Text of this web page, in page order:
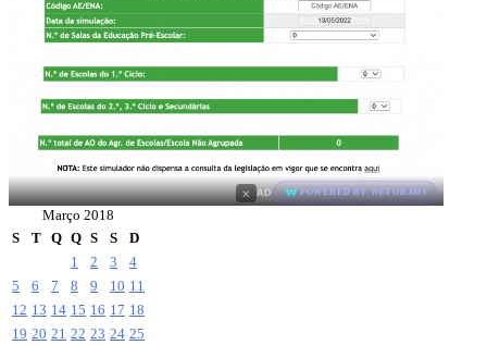
× AD POWERED BY WEFORADS
Março 2018
S
T Q Q S S
D
1
2 3
4
5
6 7 8 9 10 11
12 13 14 15 16 17 18
19 20 21 22 23 24 25